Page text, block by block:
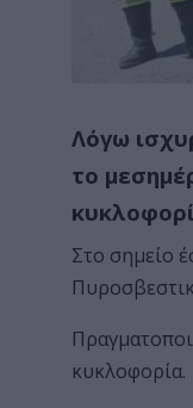
Λόγω
το
Στο σημείο
κυκλοφορία.